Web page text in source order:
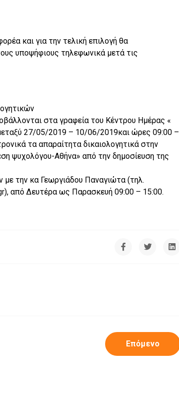
και για την τελική επιλογή θα
υποψήφιους τηλεφωνικά μετά τις
στα γραφεία του Κέντρου Ημέρας «
27/05/2019 – 10/06/2019και ώρες 09:00 –
τα απαραίτητα δικαιολογητικά στην
ψυχολόγου-Αθήνα» από την δημοσίευση της
με την κα Γεωργιάδου Παναγιώτα (τηλ.
), από Δευτέρα ως Παρασκευή 09:00 – 15:00.
Επόμενο